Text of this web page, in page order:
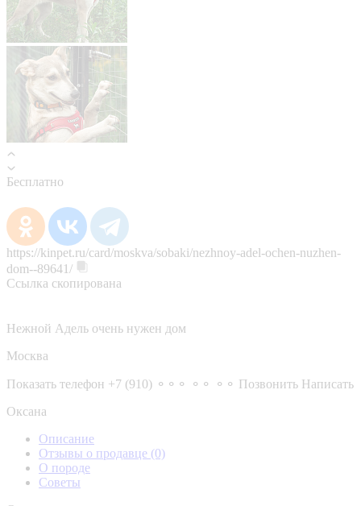
Бесплатно
https://kinpet.ru/card/moskva/sobaki/nezhnoy-adel-ochen-nuzhen-
dom--89641/
Ссылка скопирована
Нежной Адель очень нужен дом
Москва
Показать телефон +7 (910) ⚬⚬⚬ ⚬⚬ ⚬⚬ Позвонить Написать
Оксана
Описание
Отзывы о продавце (0)
О породе
Советы